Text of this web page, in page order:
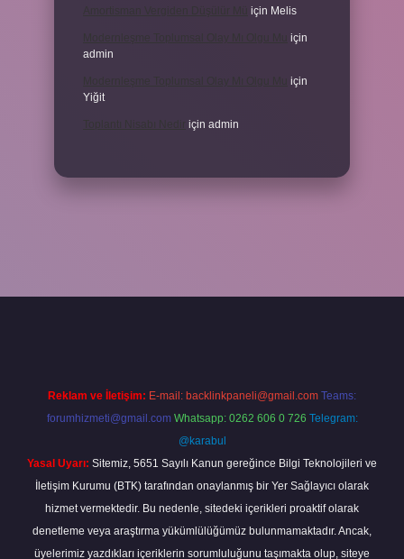
için Melis
için
admin
için
Yiğit
için admin
Reklam ve İletişim: E-mail: backlinkpaneli@gmail.com Teams:
forumhizmeti@gmail.com Whatsapp: 0262 606 0 726 Telegram:
@karabul
Yasal Uyarı: Sitemiz, 5651 Sayılı Kanun gereğince Bilgi Teknolojileri ve
İletişim Kurumu (BTK) tarafından onaylanmış bir Yer Sağlayıcı olarak
hizmet vermektedir. Bu nedenle, sitedeki içerikleri proaktif olarak
denetleme veya araştırma yükümlülüğümüz bulunmamaktadır. Ancak,
üyelerimiz yazdıkları içeriklerin sorumluluğunu taşımakta olup, siteye